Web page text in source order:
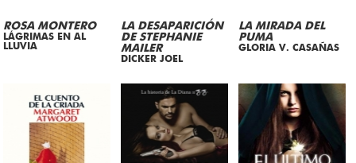
ROSA MONTERO
LÁGRIMAS EN AL
LLUVIA
LA DESAPARICIÓN
DE STEPHANIE
MAILER
DICKER JOEL
LA MIRADA DEL
PUMA
GLORIA V. CASAÑAS